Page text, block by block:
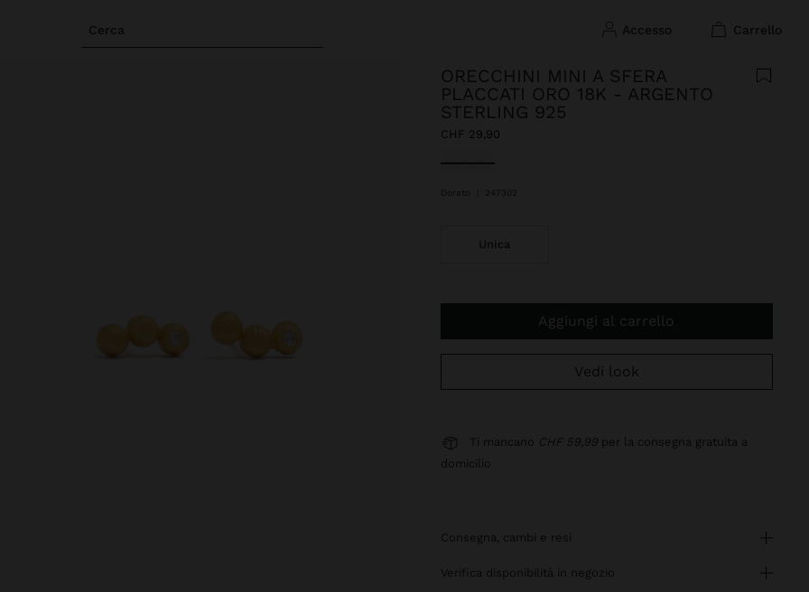
Cerca accesso carrello
ORECCHINI MINI A SFERA
PLACCATI ORO 18K - ARGENTO
STERLING 925
CHF 29,90
Selezionato
Dorato 247302
Unica
Aggiungi al carrello
Vedi look
Ti mancano CHF 59,99 per la consegna gratuita a
domicilio
consegna, cambi e resi
verifica disponibilità in negozio